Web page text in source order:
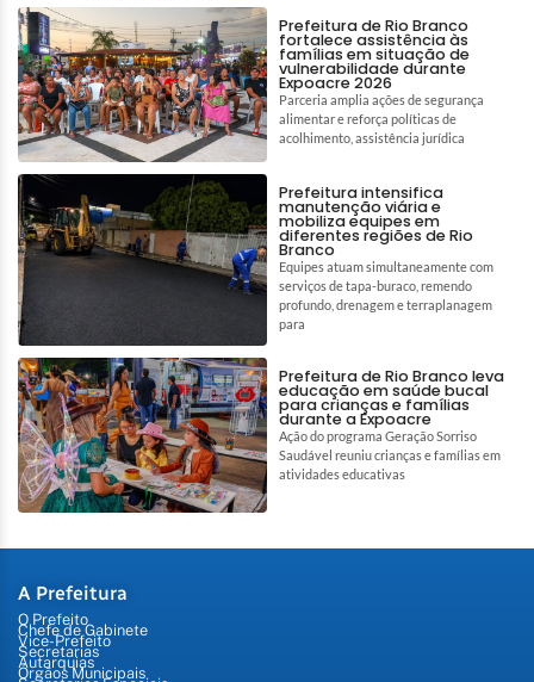
Prefeitura de Rio Branco
fortalece assistência às
famílias em situação de
vulnerabilidade durante
Expoacre 2026
Parceria amplia ações de segurança
alimentar e reforça políticas de
acolhimento, assistência jurídica
Prefeitura intensifica
manutenção viária e
mobiliza equipes em
diferentes regiões de Rio
Branco
Equipes atuam simultaneamente com
serviços de tapa-buraco, remendo
profundo, drenagem e terraplanagem
para
Prefeitura de Rio Branco leva
educação em saúde bucal
para crianças e famílias
durante a Expoacre
Ação do programa Geração Sorriso
Saudável reuniu crianças e famílias em
atividades educativas
A Prefeitura
O Prefeito
Chefe de Gabinete
Vice-Prefeito
Secretarias
Autarquias
Órgãos Municipais